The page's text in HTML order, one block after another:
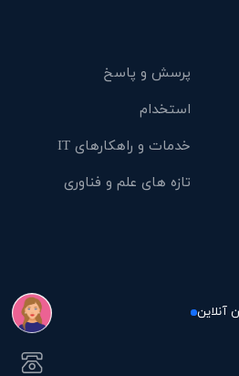
پرسش و پاسخ
استخدام
خدمات و راهکارهای IT
تازه های علم و فناوری
آنلاین